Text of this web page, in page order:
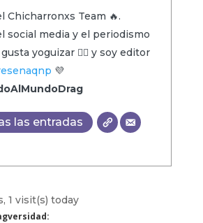
Chicharronxs Team 🔥.
social media y el periodismo
yoguizar 🧘‍♂️ y soy editor
💜
las entradas
1 visit(s) today